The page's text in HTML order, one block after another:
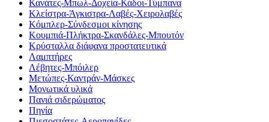
Κανάτες-Μπωλ-Δοχεία-Κάδοι-Τύμπανα
Κλείστρα-Άγκιστρα-Λαβές-Χειρολαβές
Κόμπλερ-Σύνδεσμοι κίνησης
Κουμπιά-Πλήκτρα-Σκανδάλες-Μπουτόν
Κρύσταλλα διάφανα προστατευτικά
Λαμπτήρες
Λέβητες-Μπόιλερ
Μετώπες-Καντράν-Μάσκες
Μονωτικά υλικά
Πανιά σιδερώματος
Πηνία